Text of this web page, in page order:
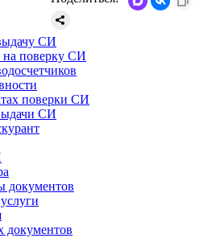
СИ
на поверку СИ
поверки СИ
СИ
документов
документов